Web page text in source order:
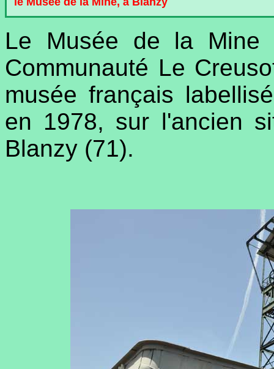
Le Musée de la Mine
Communauté Le
musée français
en 1978, sur l'ancien
Blanzy (71).